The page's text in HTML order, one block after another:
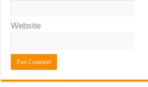
Website